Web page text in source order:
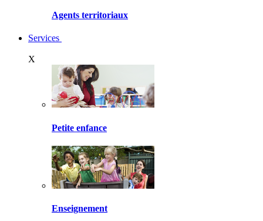
Agents territoriaux
Services
X
Petite enfance
Enseignement